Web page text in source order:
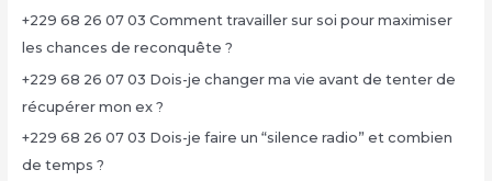
+229 68 26 07 03 Comment travailler sur soi pour maximiser
les chances de reconquête ?
+229 68 26 07 03 Dois-je changer ma vie avant de tenter de
récupérer mon ex ?
+229 68 26 07 03 Dois-je faire un “silence radio” et combien
de temps ?